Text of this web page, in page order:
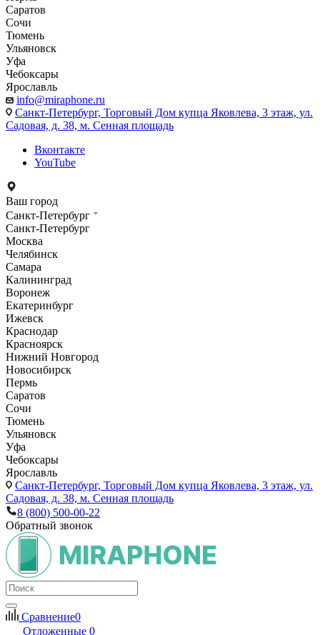
Саратов
Сочи
Тюмень
Ульяновск
Уфа
Чебоксары
Ярославль
info@miraphone.ru
Санкт-Петербург, Торговый Дом купца Яковлева, 3 этаж, ул.
Садовая, д. 38, м. Сенная площадь
Вконтакте
YouTube
Ваш город
Санкт-Петербург
Санкт-Петербург
Москва
Челябинск
Самара
Калининград
Воронеж
Екатеринбург
Ижевск
Краснодар
Красноярск
Нижний Новгород
Новосибирск
Пермь
Саратов
Сочи
Тюмень
Ульяновск
Уфа
Чебоксары
Ярославль
Санкт-Петербург, Торговый Дом купца Яковлева, 3 этаж, ул.
Садовая, д. 38, м. Сенная площадь
8 (800) 500-00-22
Обратный звонок
Сравнение0
Отложенные 0